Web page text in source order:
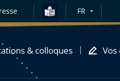
FR
& colloques